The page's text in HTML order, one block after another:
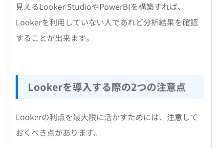
見えるLooker StudioやPowerBIを構築すれば、
Lookerを利用していない人であれど分析結果を確認
することが出来ます。
Lookerを導入する際の2つの注意点
Lookerの利点を最大限に活かすためには、注意して
おくべき点があります。